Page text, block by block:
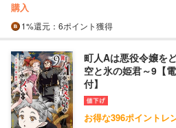
購入
1%還元 ：6ポイント獲得
町人Aは悪役令嬢を
空と氷の姫君～9【
付】
お得な396ポイントレ